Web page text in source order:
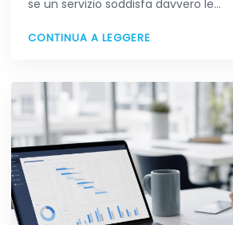
se un servizio soddisfa davvero le…
CONTINUA A LEGGERE